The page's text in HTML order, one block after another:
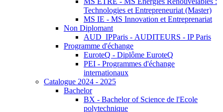
Technologies et Entrepreneuriat (Master)
MS IE - MS Innovation et Entreprenariat
Non Diplomant
AUD_IPParis - AUDITEURS - IP Paris
Programme d'échange
EuroteQ - Diplôme EuroteQ
PEI - Programmes d'échange
internationaux
Catalogue 2024 - 2025
Bachelor
BX - Bachelor of Science de l'Ecole
polytechnique